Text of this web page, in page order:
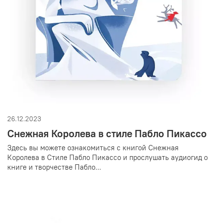
26.12.2023
Снежная Королева в стиле Пабло Пикассо
Здесь вы можете ознакомиться с книгой Снежная
Королева в Стиле Пабло Пикассо и прослушать аудиогид о
книге и творчестве Пабло...